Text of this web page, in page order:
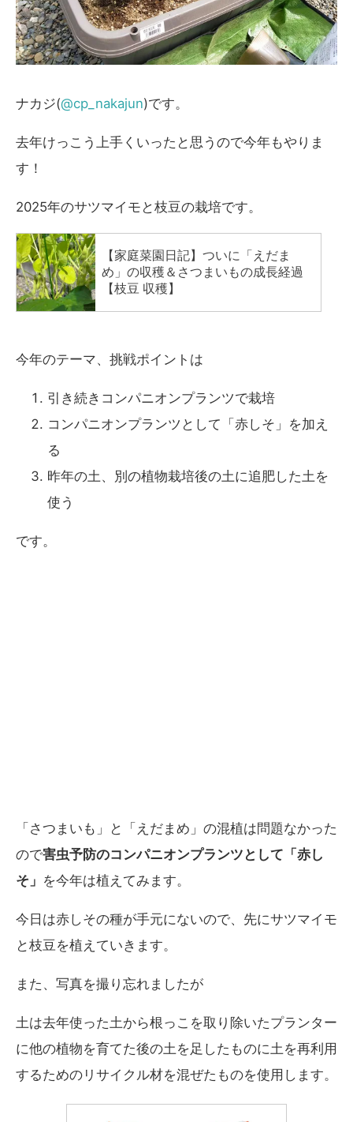
ナカジ(@cp_nakajun)です。
去年けっこう上手くいったと思うので今年もやりま
す！
2025年のサツマイモと枝豆の栽培です。
今年のテーマ、挑戦ポイントは
引き続きコンパニオンプランツで栽培
コンパニオンプランツとして「赤しそ」を加え
る
昨年の土、別の植物栽培後の土に追肥した土を
使う
です。
「さつまいも」と「えだまめ」の混植は問題なかった
ので害虫予防のコンパニオンプランツとして「赤し
そ」 を今年は植えてみます。
今日は赤しその種が手元にないので、先にサツマイモ
と枝豆を植えていきます。
また、写真を撮り忘れましたが
土は去年使った土から根っこを取り除いたプランター
に他の植物を育てた後の土を足したものに土を再利用
するためのリサイクル材を混ぜたものを使用します。